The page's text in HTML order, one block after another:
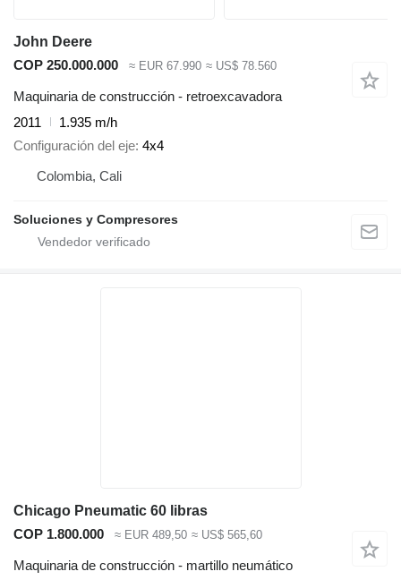
John Deere
COP 250.000.000
≈ EUR 67.990 ≈ US$ 78.560
Maquinaria de construcción - retroexcavadora
2011
1.935 m/h
Configuración del eje 4x4
Colombia, Cali
Soluciones y Compresores
Chicago Pneumatic 60 libras
COP 1.800.000
≈ EUR 489,50 ≈ US$ 565,60
Maquinaria de construcción - martillo neumático